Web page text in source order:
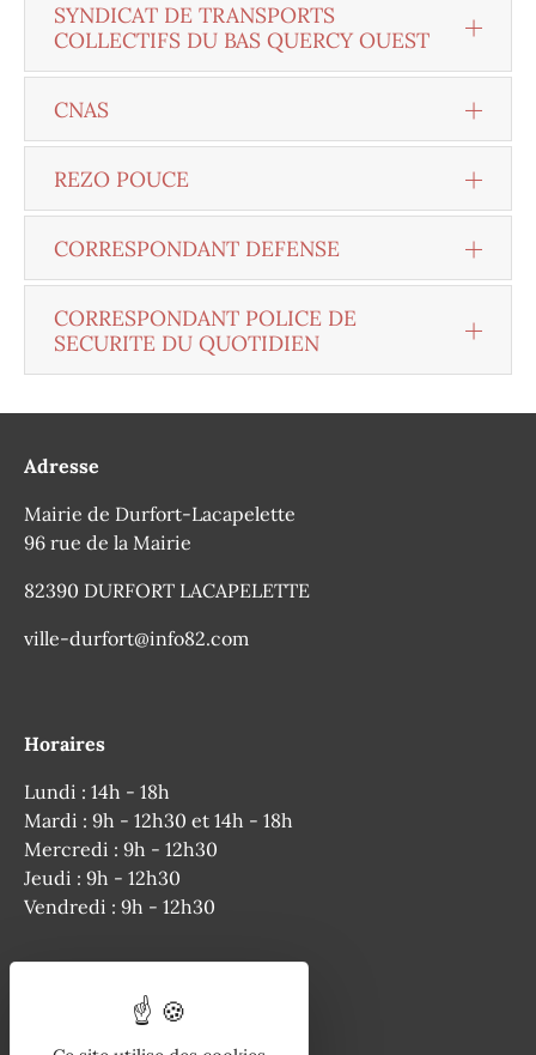
SYNDICAT DE TRANSPORTS
COLLECTIFS DU BAS QUERCY OUEST
CNAS
REZO POUCE
CORRESPONDANT DEFENSE
CORRESPONDANT POLICE DE
SECURITE DU QUOTIDIEN
Adresse
Mairie de Durfort-Lacapelette
96 rue de la Mairie
82390 DURFORT LACAPELETTE
ville-durfort@info82.com
Horaires
Lundi : 14h - 18h
Mardi : 9h - 12h30 et 14h - 18h
Mercredi : 9h - 12h30
Jeudi : 9h - 12h30
Vendredi : 9h - 12h30